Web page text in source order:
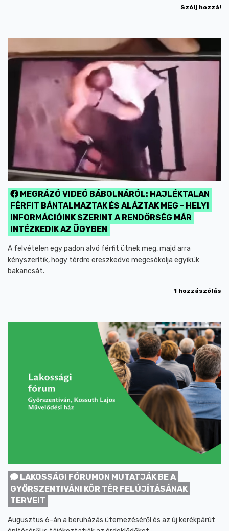
Szólj hozzá!
MEGRÁZÓ VIDEÓ BÁBOLNÁRÓL: HAJLÉKTALAN
FÉRFIT BÁNTALMAZTAK ÉS ALÁZTAK MEG - HELYI
INFORMÁCIÓINK SZERINT A RENDŐRSÉG MÁR
INTÉZKEDIK AZ ÜGYBEN
A felvételen egy padon alvó férfit ütnek meg, majd arra
kényszerítik, hogy térdre ereszkedve megcsókolja egyikük
bakancsát.
1 hozzászólás
LAKOSSÁGI FÓRUMON MUTATJÁK BE A
GYŐRSZENTIVÁNI KÖR TÉR FELÚJÍTÁSÁNAK
TERVEIT
Augusztus 6-án a beruházás ütemezéséről és az új kerékpárút